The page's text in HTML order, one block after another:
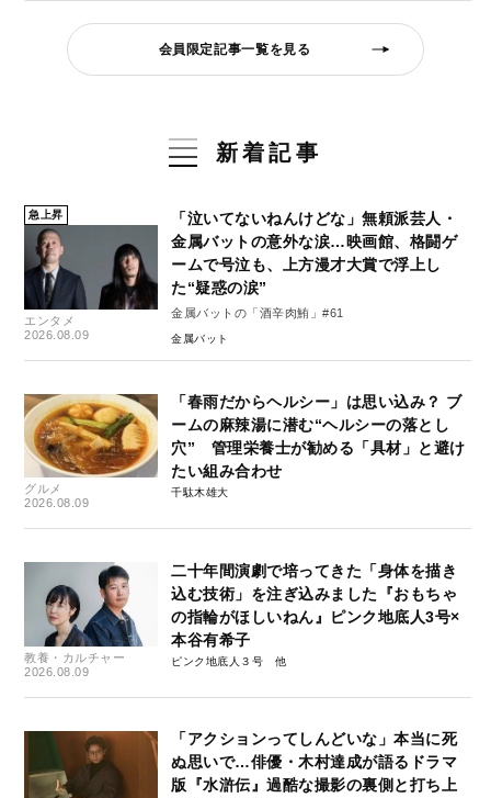
会員限定記事一覧を見る
新着記事
急上昇
エンタメ
2026.08.09
「泣いてないねんけどな」無頼派芸人・
金属バットの意外な涙…映画館、格闘ゲ
ームで号泣も、上方漫才大賞で浮上し
た“疑惑の涙”
金属バットの「酒辛肉鮪」#61
金属バット
グルメ
2026.08.09
「春雨だからヘルシー」は思い込み？ ブ
ームの麻辣湯に潜む“ヘルシーの落とし
穴” 管理栄養士が勧める「具材」と避け
たい組み合わせ
千駄木雄大
教養・カルチャー
2026.08.09
二十年間演劇で培ってきた「身体を描き
込む技術」を注ぎ込みました『おもちゃ
の指輪がほしいねん』ピンク地底人3号×
本谷有希子
ピンク地底人３号
「アクションってしんどいな」本当に死
ぬ思いで…俳優・木村達成が語るドラマ
版『水滸伝』過酷な撮影の裏側と打ち上